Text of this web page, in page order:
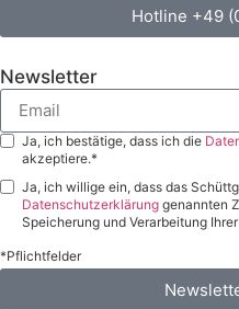
Hotline +49
Newsletter
Ja, ich bestätige, dass ich die
akzeptiere.*
Ja, ich willige ein, dass das
Datenschutzerklärung genannten
Speicherung und Verarbeitung
*Pflichtfelder